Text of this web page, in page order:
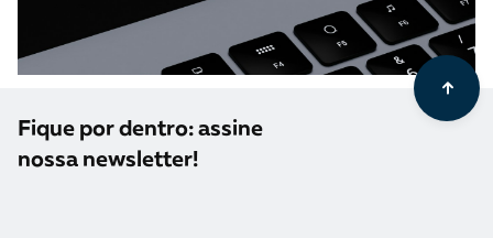
Fique por dentro: assine
nossa newsletter!